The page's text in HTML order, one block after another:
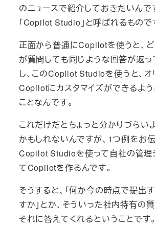
のニュースで紹介しておきたいんで
「Copilot Studio」と呼ばれるもので
正面から普通にCopilotを使うと、
が質問しても同じような回答が返っ
し、このCopilot Studioを使うと、オ
Copilotにカスタマイズができるよ
ことなんです。
これだけだとちょっと分かりづらい
かもしれないんですが、1つ例をお伝
Copilot Studioを使って自社の管理
てCopilotを作るんです。
そうすると、「何か今の時点で提出
すか」とか、そういった社内特有の
それに答えてくれるということです。